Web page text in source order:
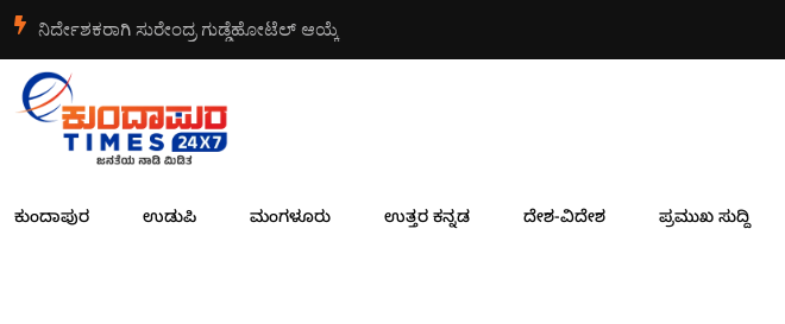
ನಿರ್ದೇಶಕರಾಗಿ ಸುರೇಂದ್ರ ಗುಡ್ಡೆಹೋಟೆಲ್ ಆಯ್ಕೆ
ಕುಂದಾಪುರ ಉಡುಪಿ ಮಂಗಳೂರು ಉತ್ತರ ಕನ್ನಡ ದೇಶ-ವಿದೇಶ ಪ್ರಮುಖ ಸುದ್ದಿ